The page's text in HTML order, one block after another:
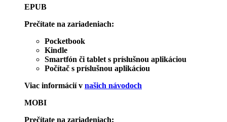
EPUB
Prečítate na zariadeniach:
Pocketbook
Kindle
Smartfón či tablet s príslušnou aplikáciou
Počítač s príslušnou aplikáciou
Viac informácií v našich návodoch
MOBI
Prečítate na zariadeniach: